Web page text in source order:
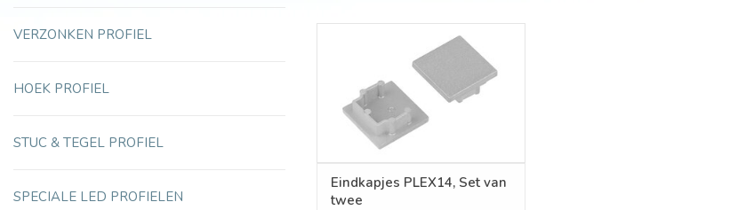
VERZONKEN PROFIEL
HOEK PROFIEL
STUC & TEGEL PROFIEL
SPECIALE LED PROFIELEN
Eindkapjes PLEX14, Set van
twee